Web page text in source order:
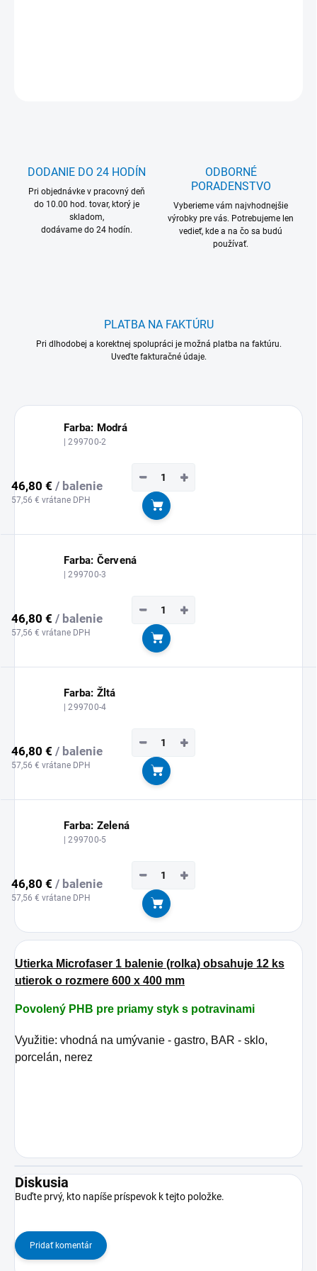
DODANIE DO 24 HODÍN
Pri objednávke v pracovný deň
do 10.00 hod. tovar, ktorý je
skladom,
dodávame do 24 hodín.
ODBORNÉ
PORADENSTVO
Vyberieme vám najvhodnejšie
výrobky pre vás. Potrebujeme len
vedieť, kde a na čo sa budú
používať.
PLATBA NA FAKTÚRU
Pri dlhodobej a korektnej spolupráci je možná platba na faktúru.
Uveďte fakturačné údaje.
Farba: Modrá
| 299700-2
46,80 € / balenie
57,56 € vrátane DPH
+
−
Do košíka
Farba: Červená
| 299700-3
46,80 € / balenie
57,56 € vrátane DPH
+
−
Do košíka
Farba: Žltá
| 299700-4
46,80 € / balenie
57,56 € vrátane DPH
+
−
Do košíka
Farba: Zelená
| 299700-5
46,80 € / balenie
57,56 € vrátane DPH
+
−
Do košíka
Utierka Microfaser 1 balenie (rolka) obsahuje 12 ks
utierok o rozmere 600 x 400 mm
Povolený PHB pre priamy styk s potravinami
Využitie: vhodná na umývanie - gastro, BAR - sklo,
porcelán, nerez
Diskusia
Buďte prvý, kto napíše príspevok k tejto položke.
Pridať komentár